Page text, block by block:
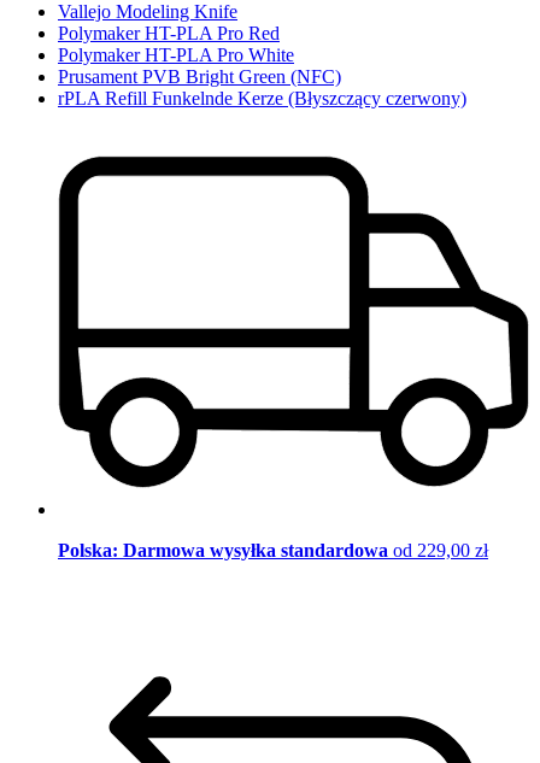
Vallejo Modeling Knife
Polymaker HT-PLA Pro Red
Polymaker HT-PLA Pro White
Prusament PVB Bright Green (NFC)
rPLA Refill Funkelnde Kerze (Błyszczący czerwony)
Polska: Darmowa wysyłka standardowa od 229,00 zł